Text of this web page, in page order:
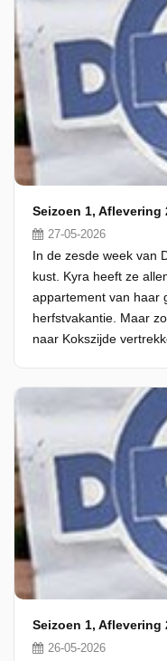
Seizoen 1, Aflevering
27-05-2026
In de zesde week van
kust. Kyra heeft ze
appartement van haar
herfstvakantie. Maar
naar Kokszijde
Seizoen 1, Aflevering
26-05-2026